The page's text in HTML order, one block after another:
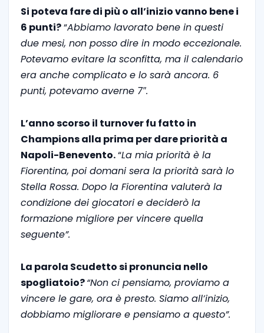
Si poteva fare di più o all’inizio vanno bene i
6 punti?“Abbiamo lavorato bene in questi
due mesi, non posso dire in modo eccezionale.
Potevamo evitare la sconfitta, ma il calendario
era anche complicato e lo sarà ancora. 6
punti, potevamo averne 7″.
L’anno scorso il turnover fu fatto in
Champions alla prima per dare priorità a
Napoli-Benevento.“La mia priorità è la
Fiorentina, poi domani sera la priorità sarà lo
Stella Rossa. Dopo la Fiorentina valuterà la
condizione dei giocatori e deciderò la
formazione migliore per vincere quella
seguente”.
La parola Scudetto si pronuncia nello
spogliatoio?“Non ci pensiamo, proviamo a
vincere le gare, ora è presto. Siamo all’inizio,
dobbiamo migliorare e pensiamo a questo”.